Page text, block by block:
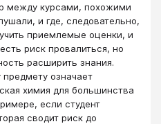
между курсами, похожими
и где, следовательно,
приемлемые оценки, и
риск провалиться, но
расширить знания.
означает
химия для большинства
если студент
сводит риск до